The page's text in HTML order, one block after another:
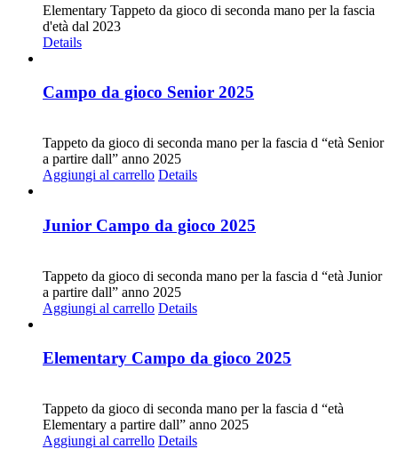
Elementary Tappeto da gioco di seconda mano per la fascia
d'età dal 2023
Details
Campo da gioco Senior 2025
Tappeto da gioco di seconda mano per la fascia d “età Senior
a partire dall” anno 2025
Aggiungi al carrello Details
Junior Campo da gioco 2025
Tappeto da gioco di seconda mano per la fascia d “età Junior
a partire dall” anno 2025
Aggiungi al carrello Details
Elementary Campo da gioco 2025
Tappeto da gioco di seconda mano per la fascia d “età
Elementary a partire dall” anno 2025
Aggiungi al carrello Details